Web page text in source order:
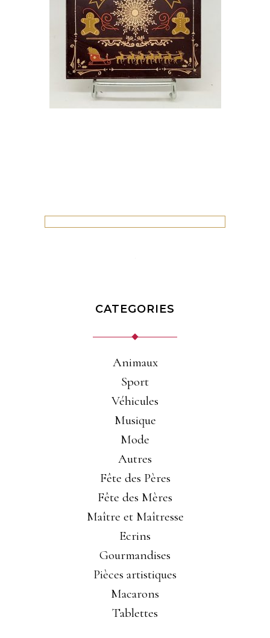
CATEGORIES
Animaux
Sport
Véhicules
Musique
Mode
Autres
Fête des Pères
Fête des Mères
Maître et Maîtresse
Ecrins
Gourmandises
Pièces artistiques
Macarons
Tablettes